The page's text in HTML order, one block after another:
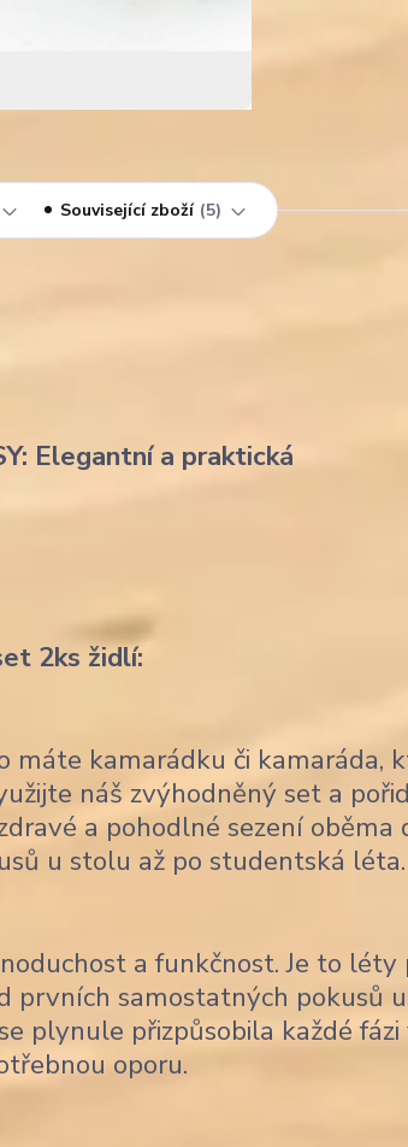
Související zboží 5
Elegantní a praktická
2ks židlí:
máte kamarádku či kamaráda,
náš zvýhodněný set a
a pohodlné sezení oběma
u stolu až po studentská léta.
a funkčnost. Je to
prvních samostatných pokusů
plynule přizpůsobila každé fázi
oporu.